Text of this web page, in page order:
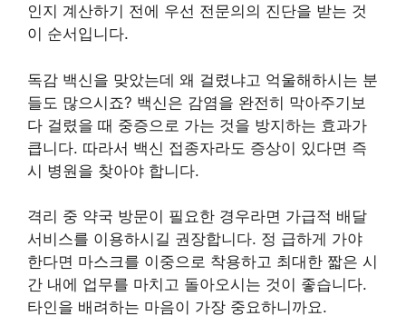
인지 계산하기 전에 우선 전문의의 진단을 받는 것
이 순서입니다.
독감 백신을 맞았는데 왜 걸렸냐고 억울해하시는 분
들도 많으시죠? 백신은 감염을 완전히 막아주기보
다 걸렸을 때 중증으로 가는 것을 방지하는 효과가
큽니다. 따라서 백신 접종자라도 증상이 있다면 즉
시 병원을 찾아야 합니다.
격리 중 약국 방문이 필요한 경우라면 가급적 배달
서비스를 이용하시길 권장합니다. 정 급하게 가야
한다면 마스크를 이중으로 착용하고 최대한 짧은 시
간 내에 업무를 마치고 돌아오시는 것이 좋습니다.
타인을 배려하는 마음이 가장 중요하니까요.